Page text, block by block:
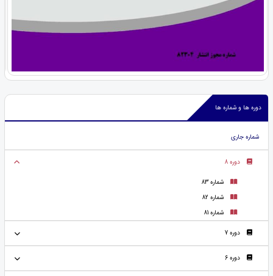
دوره ها و شماره ها
شماره جاری
دوره 8
شماره 83
شماره 82
شماره 81
دوره 7
دوره 6